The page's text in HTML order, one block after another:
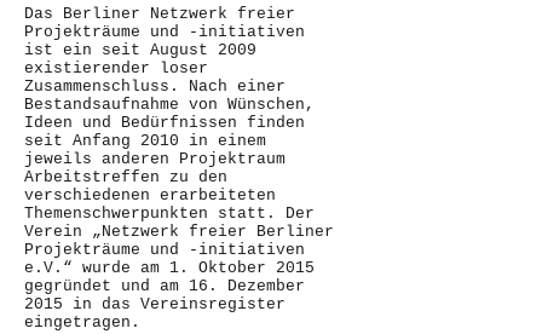
Das Berliner Netzwerk freier
Projekträume und -initiativen
ist ein seit August 2009
existierender loser
Zusammenschluss. Nach einer
Bestandsaufnahme von Wünschen,
Ideen und Bedürfnissen finden
seit Anfang 2010 in einem
jeweils anderen Projektraum
Arbeitstreffen zu den
verschiedenen erarbeiteten
Themenschwerpunkten statt. Der
Verein „Netzwerk freier Berliner
Projekträume und -initiativen
e.V.“ wurde am 1. Oktober 2015
gegründet und am 16. Dezember
2015 in das Vereinsregister
eingetragen.